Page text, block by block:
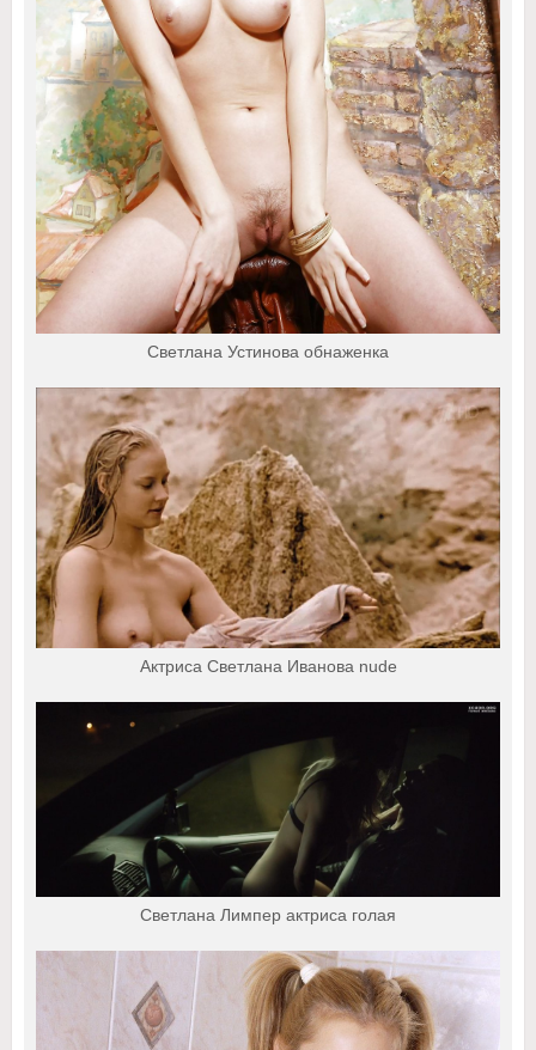
Светлана Устинова обнаженка
Актриса Светлана Иванова nude
Светлана Лимпер актриса голая